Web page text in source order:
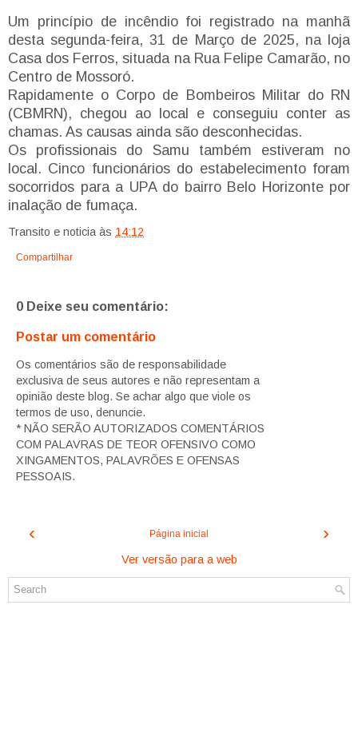
Um princípio de incêndio foi registrado na manhã
desta segunda-feira, 31 de Março de 2025, na loja
Casa dos Ferros, situada na Rua Felipe Camarão, no
Centro de Mossoró.
Rapidamente o Corpo de Bombeiros Militar do RN
(CBMRN), chegou ao local e conseguiu conter as
chamas. As causas ainda são desconhecidas.
Os profissionais do Samu também estiveram no
local. Cinco funcionários do estabelecimento foram
socorridos para a UPA do bairro Belo Horizonte por
inalação de fumaça.
Transito e noticia às 14:12
Compartilhar
0 Deixe seu comentário:
Postar um comentário
Os comentários são de responsabilidade
exclusiva de seus autores e não representam a
opinião deste blog. Se achar algo que viole os
termos de uso, denuncie.
* NÃO SERÃO AUTORIZADOS COMENTÁRIOS
COM PALAVRAS DE TEOR OFENSIVO COMO
XINGAMENTOS, PALAVRÕES E OFENSAS
PESSOAIS.
‹ ›
Página inicial
Ver versão para a web